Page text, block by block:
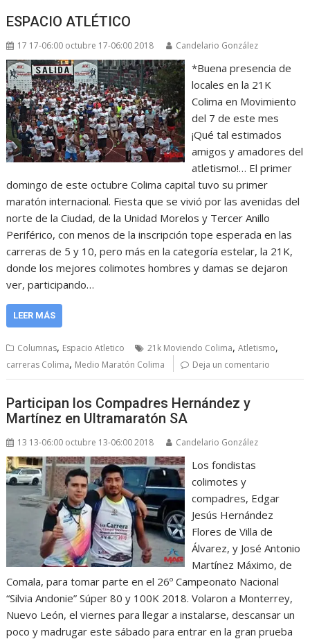
ESPACIO ATLÉTICO
17 17-06:00 octubre 17-06:00 2018 Candelario González
*Buena presencia de
locales en la 21K
Colima en Movimiento
del 7 de este mes
¡Qué tal estimados
amigos y amadores del
atletismo!… El primer
domingo de este octubre Colima capital tuvo su primer
maratón internacional. Fiesta que se vivió por las avenidas del
norte de la Ciudad, de la Unidad Morelos y Tercer Anillo
Periférico, con menos de la inscripción tope esperada en las
carreras de 5 y 10, pero más en la categoría estelar, la 21K,
donde los mejores colimotes hombres y damas se dejaron
ver, participando…
LEER MÁS
Columnas, Espacio Atletico 21k Moviendo Colima,Atletismo,
carreras Colima, Medio Maratón Colima Deja un comentario
Participan los Compadres Hernández y
Martínez en Ultramaratón SA
13 13-06:00 octubre 13-06:00 2018 Candelario González
Los fondistas
colimotes y
compadres, Edgar
Jesús Hernández
Flores de Villa de
Álvarez, y José Antonio
Martínez Máximo, de
Comala, para tomar parte en el 26º Campeonato Nacional
“Silvia Andonie” Súper 80 y 100K 2018. Volaron a Monterrey,
Nuevo León, el viernes para llegar a instalarse, descansar un
poco y madrugar este sábado para entrar en la gran prueba